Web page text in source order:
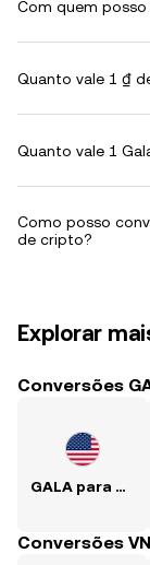
Com quem posso
Quanto vale 1 ₫
Quanto vale 1
Como posso
de cripto?
Explorar
Conversões
GALA para USD
Conversões